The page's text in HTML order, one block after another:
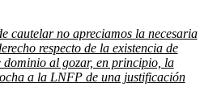
cautelar no apreciamos la necesaria
respecto de la existencia de
dominio al gozar, en principio, la
a la LNFP de una justificación